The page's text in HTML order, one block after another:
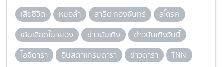
เสียชีวิต หมอลำ สาธิต ทองจันทร์
สโตรค
เส้นเลือดในสมอง
ข่าวบันเทิง
ข่าวบันเทิงวันนี้
ไอจีดารา
อินสตาแกรมดารา ข่าวดารา
TNN